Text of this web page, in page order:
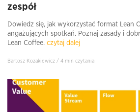
zespół
Dowiedz się, jak wykorzystać format Lean
angażujących spotkań. Poznaj zasady i
Lean Coffee. czytaj dalej
Bartosz Kozakiewicz / 4 min czytania